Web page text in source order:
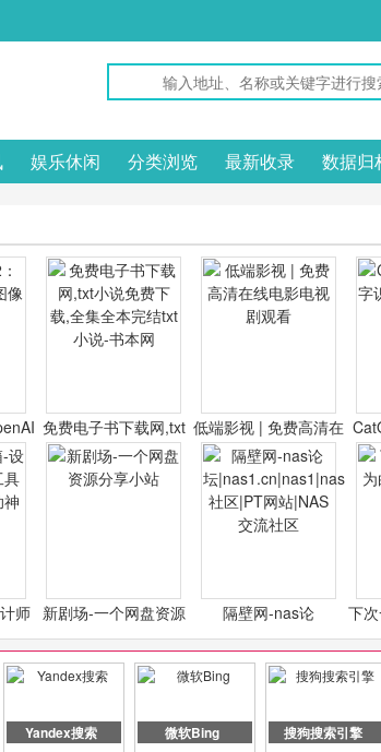
娱乐休闲 分类浏览 最新收录 数据归
器
免费电子书下载网,txt
小说免费下载,全集全
本完结txt小说-书本网
低端影视 | 免费高清在
线电影电视剧观看
别,
师
类设
新剧场-一个网盘资源
分享小站
隔壁网-nas论
坛|nas1.cn|nas1|nas
社区|PT网站|NAS交流
下
Yandex搜索 微软Bing 搜狗搜索引擎